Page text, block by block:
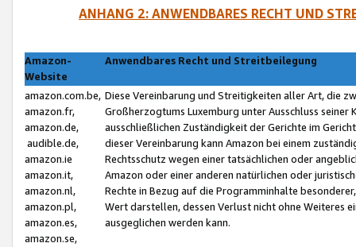
ANHANG 2: ANWENDBARES RECHT UND
Amazon-
Website
Anwendbares Recht und Streitbeilegung
amazon.com.be,
amazon.fr,
amazon.de,
audible.de,
amazon.ie
amazon.it,
amazon.nl,
amazon.pl,
amazon.es,
amazon.se,
Diese Vereinbarung und Streitigkeiten aller Art, die
Großherzogtums Luxemburg unter Ausschluss
ausschließlichen Zuständigkeit der Gerichte im
dieser Vereinbarung kann Amazon bei einem
Rechtsschutz wegen einer tatsächlichen oder
Amazon oder einer anderen natürlichen oder
Rechte in Bezug auf die Programminhalte
Wert darstellen, dessen Verlust nicht ohne Weiteres
ausgeglichen werden kann.